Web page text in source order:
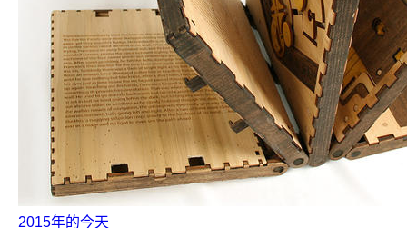
2015年的今天